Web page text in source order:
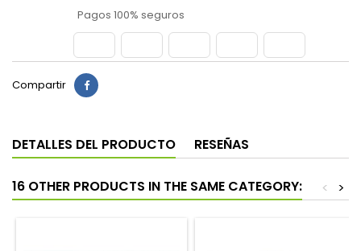
Pagos 100% seguros
Compartir
DETALLES DEL PRODUCTO RESEÑAS
16 OTHER PRODUCTS IN THE SAME CATEGORY: >
<